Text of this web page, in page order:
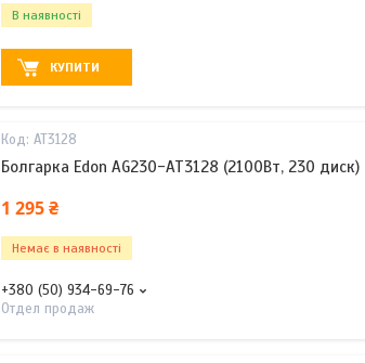
В наявності
КУПИТИ
AT3128
Болгарка Edon AG230-AT3128 (2100Вт, 230 диск)
1 295 ₴
Немає в наявності
+380 (50) 934-69-76
Отдел продаж